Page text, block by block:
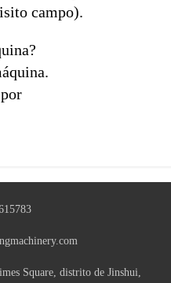
campo).
Square, distrito de Jinshui,